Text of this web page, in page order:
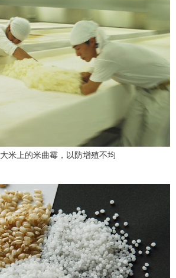
米上的米曲霉，以防增殖不均